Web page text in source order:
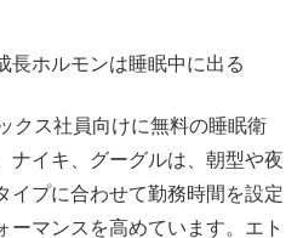
長ホルモンは睡眠中に出る
クス社員向けに無料の睡眠衛
ナイキ、グーグルは、朝型や夜
イプに合わせて勤務時間を設定
ーマンスを高めています。エト